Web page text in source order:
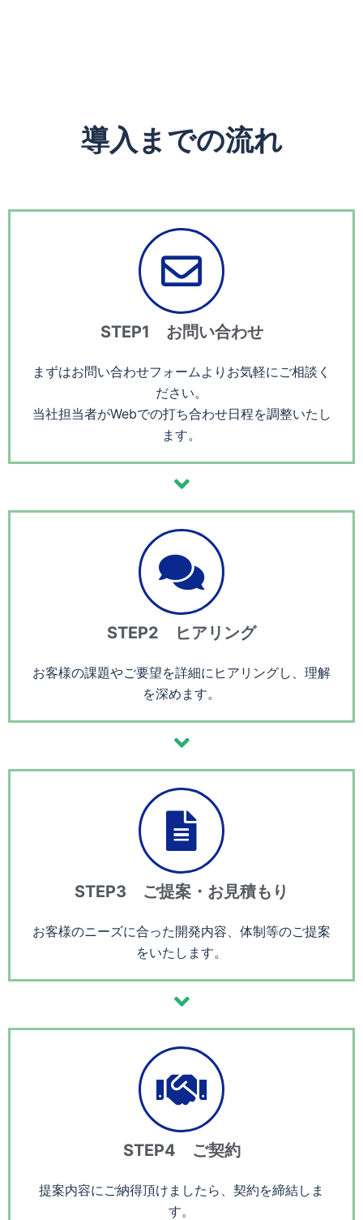
導入までの流れ
STEP1 お問い合わせ
まずはお問い合わせフォームよりお気軽にご相談く
ださい。
当社担当者がWebでの打ち合わせ日程を調整いたし
ます。
STEP2 ヒアリング
お客様の課題やご要望を詳細にヒアリングし、理解
を深めます。
STEP3 ご提案・お見積もり
お客様のニーズに合った開発内容、体制等のご提案
をいたします。
STEP4 ご契約
提案内容にご納得頂けましたら、契約を締結しま
す。